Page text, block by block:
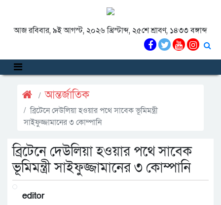
আজ রবিবার, ৯ই আগস্ট, ২০২৬ খ্রিস্টাব্দ, ২৫শে শ্রাবণ, ১৪৩৩ বঙ্গাব্দ
আন্তর্জাতিক
ব্রিটেনে দেউলিয়া হওয়ার পথে সাবেক ভূমিমন্ত্রী
সাইফুজ্জামানের ৩ কোম্পানি
ব্রিটেনে দেউলিয়া হওয়ার পথে সাবেক
ভূমিমন্ত্রী সাইফুজ্জামানের ৩ কোম্পানি
editor